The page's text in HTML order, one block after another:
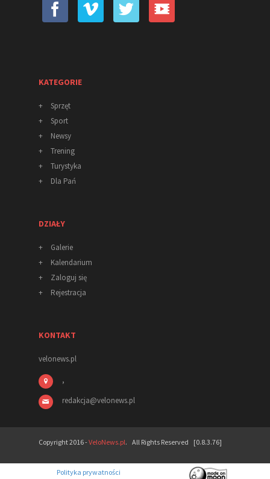
KATEGORIE
+
Sprzęt
+
Sport
+
Newsy
+
Trening
+
Turystyka
+
Dla Pań
DZIAŁY
+
Galerie
+
Kalendarium
+
Zaloguj się
+
Rejestracja
KONTAKT
velonews.pl
,
redakcja@velonews.pl
Copyright 2016 -VeloNews.pl. All Rights Reserved [0.8.3.76]
Polityka prywatności